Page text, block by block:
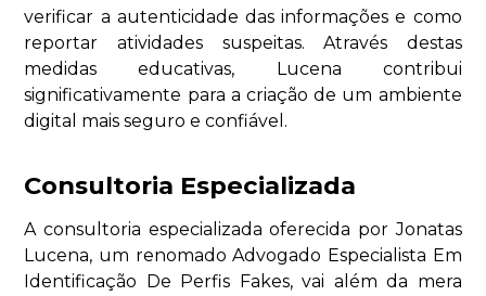
verificar a autenticidade das informações e como
reportar atividades suspeitas. Através destas
medidas educativas, Lucena contribui
significativamente para a criação de um ambiente
digital mais seguro e confiável.
Consultoria Especializada
A consultoria especializada oferecida por Jonatas
Lucena, um renomado Advogado Especialista Em
Identificação De Perfis Fakes, vai além da mera